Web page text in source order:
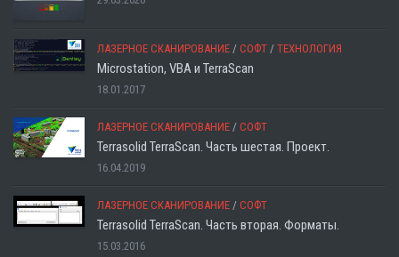
ЛАЗЕРНОЕ СКАНИРОВАНИЕ / СОФТ / ТЕХНОЛОГИЯ
Microstation, VBA и TerraScan
18.01.2017
ЛАЗЕРНОЕ СКАНИРОВАНИЕ / СОФТ
Terrasolid TerraScan. Часть шестая. Проект.
16.04.2019
ЛАЗЕРНОЕ СКАНИРОВАНИЕ / СОФТ
Terrasolid TerraScan. Часть вторая. Форматы.
15.03.2016